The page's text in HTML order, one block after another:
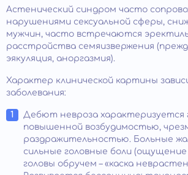
Астенический синдром часто
нарушениями сексуальной сферы,
мужчин, часто встречаются
расстройства семяизвержения
эякуляция, аноргазмия).
Характер клинической картины
заболевания:
Дебют невроза характеризуется
повышенной возбудимостью,
раздражительностью. Больные
сильные головные боли (ощущение
головы обручем – «каска